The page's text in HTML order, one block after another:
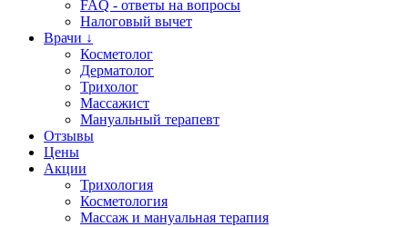
FAQ - ответы на вопросы
Налоговый вычет
Врачи ↓
Косметолог
Дерматолог
Трихолог
Массажист
Мануальный терапевт
Отзывы
Цены
Акции
Трихология
Косметология
Массаж и мануальная терапия